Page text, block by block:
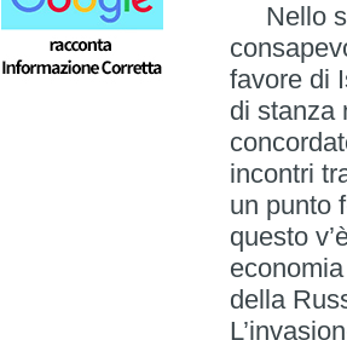
Nello
favore di
di stanza
incontri
un punto
questo
della